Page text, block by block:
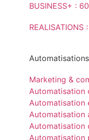
BUSINESS+ :
Automatisations
Marketing &
Automatisation
Automatisation
Automatisation
Automatisation
Automatisation